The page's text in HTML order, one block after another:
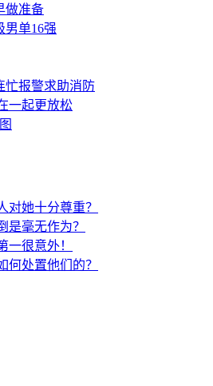
做准备
男单16强
忙报警求助消防
一起更放松
对她十分尊重？
是毫无作为？
很意外！
处置他们的？